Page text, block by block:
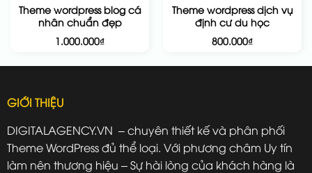
Theme wordpress blog cá
nhân chuẩn đẹp
1.000.000₫
Theme wordpress dịch vụ
định cư du học
800.000₫
GIỚI THIỆU
DIGITALAGENCY.VN – chuyên thiết kế và phân phối
Theme WordPress đủ thể loại. Với phương châm Uy tín
làm nên thương hiệu – Sự hài lòng của khách hàng là